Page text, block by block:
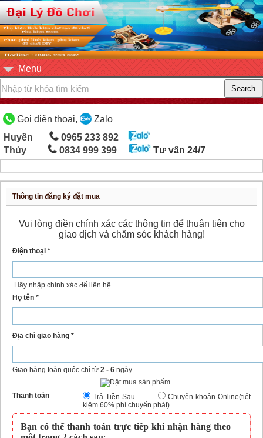
Menu
Gọi điện thoại,
Zalo
Huyền
0965 233 892
Thủy
0834 999 399 Tư vấn 24/7
Thông tin đăng ký đặt mua
Vui lòng điền chính xác các thông tin để thuận tiện cho
giao dịch và chăm sóc khách hàng!
Điện thoại *
Hãy nhập chính xác để liên hệ
Họ tên *
Địa chỉ giao hàng *
Giao hàng toàn quốc chỉ từ 2 - 6 ngày
Thanh toán Trả Tiền Sau
Chuyển khoản Online(tiết
kiệm 60% phí chuyển phát)
Bạn có thể thanh toán trực tiếp khi nhận hàng theo